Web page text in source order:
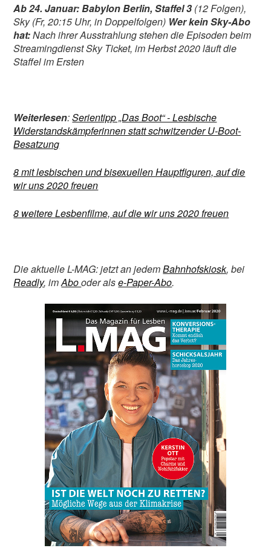
Ab 24. Januar: Babylon Berlin, Staffel 3 (12 Folgen),
Sky (Fr, 20:15 Uhr, in Doppelfolgen) Wer kein Sky-Abo
hat:Nach ihrer Ausstrahlung stehen die Episoden beim
Streamingdienst Sky Ticket, im Herbst 2020 läuft die
Staffel im Ersten
Weiterlesen:Serientipp „Das Boot“ - Lesbische
Widerstandskämpferinnen statt schwitzender U-Boot-
Besatzung
8 mit lesbischen und bisexuellen Hauptfiguren, auf die
wir uns 2020 freuen
8 weitere Lesbenfilme, auf die wir uns 2020 freuen
Die aktuelle L-MAG: jetzt an jedemBahnhofskiosk, bei
Readly, imAbooder alse-Paper-Abo.